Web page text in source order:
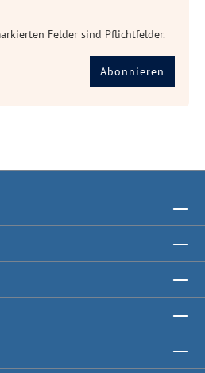
Felder sind Pflichtfelder.
Abonnieren